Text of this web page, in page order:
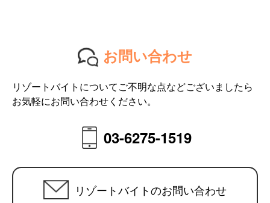
お問い合わせ
リゾートバイトについてご不明な点などございましたら
お気軽にお問い合わせください。
03-6275-1519
リゾートバイトのお問い合わせ